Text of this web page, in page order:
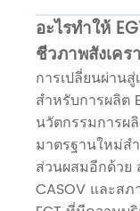
อะไรทำให้
ชีวภาพสังเคร
การเปลี่ยนผ่าน
สำหรับการผลิต
นวัตกรรมการผ
มาตรฐานใหม่
ส่วนผสมอีกด้วย
CASOV และส